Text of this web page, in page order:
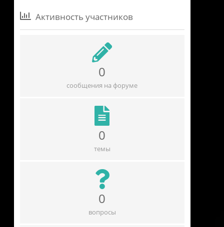
Активность участников
0
сообщения на форуме
0
темы
0
вопросы